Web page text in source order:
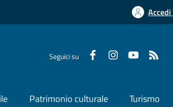
Seguici su
Patrimonio culturale Turismo